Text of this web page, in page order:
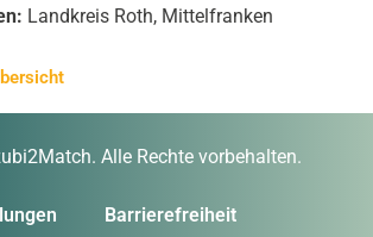
Landkreis Roth, Mittelfranken
Alle Rechte vorbehalten.
Barrierefreiheit